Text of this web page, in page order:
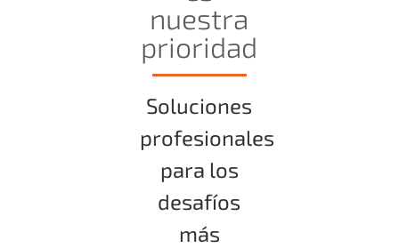
nuestra
prioridad
Soluciones
profesionales
para los
desafíos
más